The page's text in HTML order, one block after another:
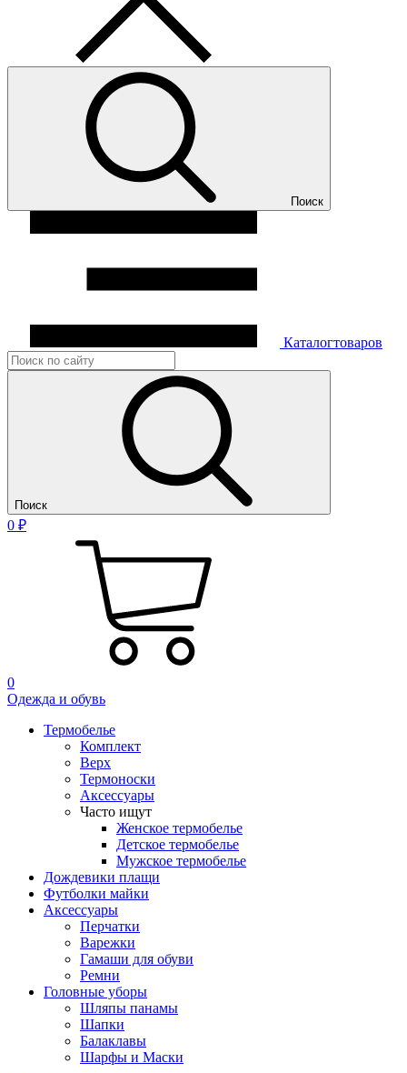
Поиск
Каталогтоваров
Поиск
0 ₽
0
Одежда и обувь
Термобелье
Комплект
Верх
Термоноски
Аксессуары
Часто ищут
Женское термобелье
Детское термобелье
Мужское термобелье
Дождевики плащи
Футболки майки
Аксессуары
Перчатки
Варежки
Гамаши для обуви
Ремни
Головные уборы
Шляпы панамы
Шапки
Балаклавы
Шарфы и Маски